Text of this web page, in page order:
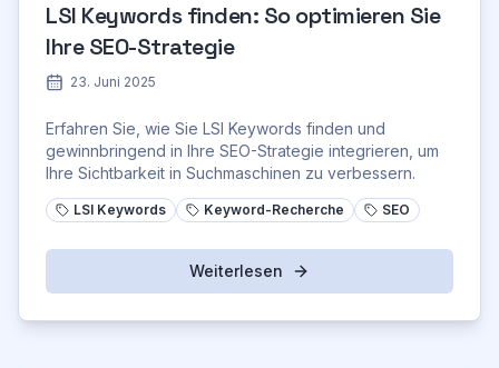
LSI Keywords finden: So optimieren Sie
Ihre SEO-Strategie
23. Juni 2025
Erfahren Sie, wie Sie LSI Keywords finden und
gewinnbringend in Ihre SEO-Strategie integrieren, um
Ihre Sichtbarkeit in Suchmaschinen zu verbessern.
LSI Keywords Keyword-Recherche SEO
Weiterlesen